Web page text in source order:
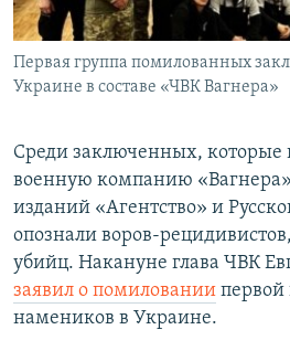
ELIFBE
УКРАИНСКАЯ ПРОБЛЕМА КРЫМА
Все сайты RFE/RL
Первая группа помилованных
Украине в составе «ЧВК Вагнера»
Среди заключенных, которые
военную компанию
изданий «Агентство» и
опознали воров-
убийц. Накануне глава ЧВК
заявил о помиловании первой
намеников в Украине.